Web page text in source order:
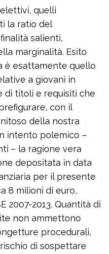
quelli
la ratio del
salienti,
marginalità. Esito
è esattamente quello
a giovani in
di titoli e requisiti che
con il
della nostra
intento polemico –
– la ragione vera
depositata in data
per il presente
8 milioni di euro,
2007-2013. Quantità di
non ammettono
procedurali,
di sospettare